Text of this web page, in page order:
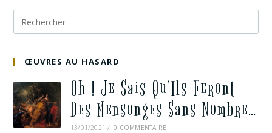
ŒUVRES AU HASARD
Oh ! Je Sais Qu’Ils Feront
Des Mensonges Sans Nombre…
13/01/2021 / 0 COMMENTAIRE